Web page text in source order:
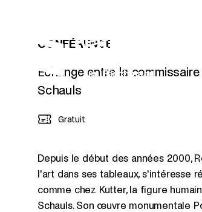
CONFÉRENCE
Échange entre la
Schauls
Gratuit
Depuis le début des années 2000,
l'art dans ses tableaux, s'intéresse
comme chez Kutter, la figure
Schauls. Son œuvre monumentale